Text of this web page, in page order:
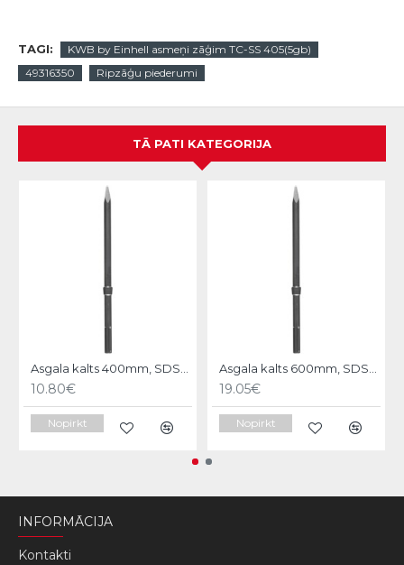
TAGI:
KWB by Einhell asmeņi zāģim TC-SS 405(5gb)
49316350
Ripzāģu piederumi
TĀ PATI KATEGORIJA
Asgala kalts 400mm, SDS-MAX KWB
10.80€
Nopirkt
Asgala kalts 600mm, SDS-MAX KWB
19.05€
Nopirkt
INFORMĀCIJA
Kontakti